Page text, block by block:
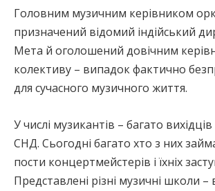
Головним музичним керівником
призначений відомий індійський
Мета й оголошений довічним
колективу – випадок фактично
для сучасного музичного життя.
У числі музикантів – багато
СНД. Сьогодні багато хто з них
пости концертмейстерів і їхніх
Представлені різні музичні школи –